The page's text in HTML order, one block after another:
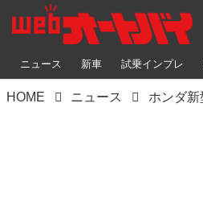
ニュース 新車 試乗インプレ
HOME ニュース